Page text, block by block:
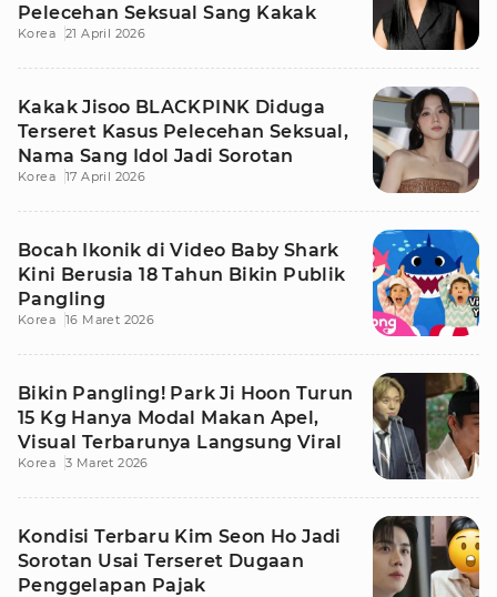
Pelecehan Seksual Sang Kakak
Korea 21 April 2026
Kakak Jisoo BLACKPINK Diduga
Terseret Kasus Pelecehan Seksual,
Nama Sang Idol Jadi Sorotan
Korea 17 April 2026
Bocah Ikonik di Video Baby Shark
Kini Berusia 18 Tahun Bikin Publik
Pangling
Korea 16 Maret 2026
Bikin Pangling! Park Ji Hoon Turun
15 Kg Hanya Modal Makan Apel,
Visual Terbarunya Langsung Viral
Korea 3 Maret 2026
Kondisi Terbaru Kim Seon Ho Jadi
Sorotan Usai Terseret Dugaan
Penggelapan Pajak